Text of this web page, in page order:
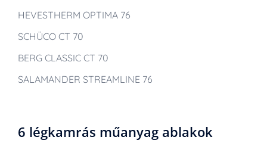
HEVESTHERM OPTIMA 76
SCHÜCO CT 70
BERG CLASSIC CT 70
SALAMANDER STREAMLINE 76
6 légkamrás műanyag ablakok